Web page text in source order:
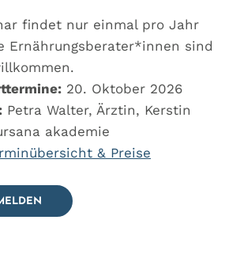
findet nur einmal pro Jahr
Ernährungsberater*innen sind
20. Oktober 2026
Petra Walter, Ärztin, Kerstin
akademie
& Preise